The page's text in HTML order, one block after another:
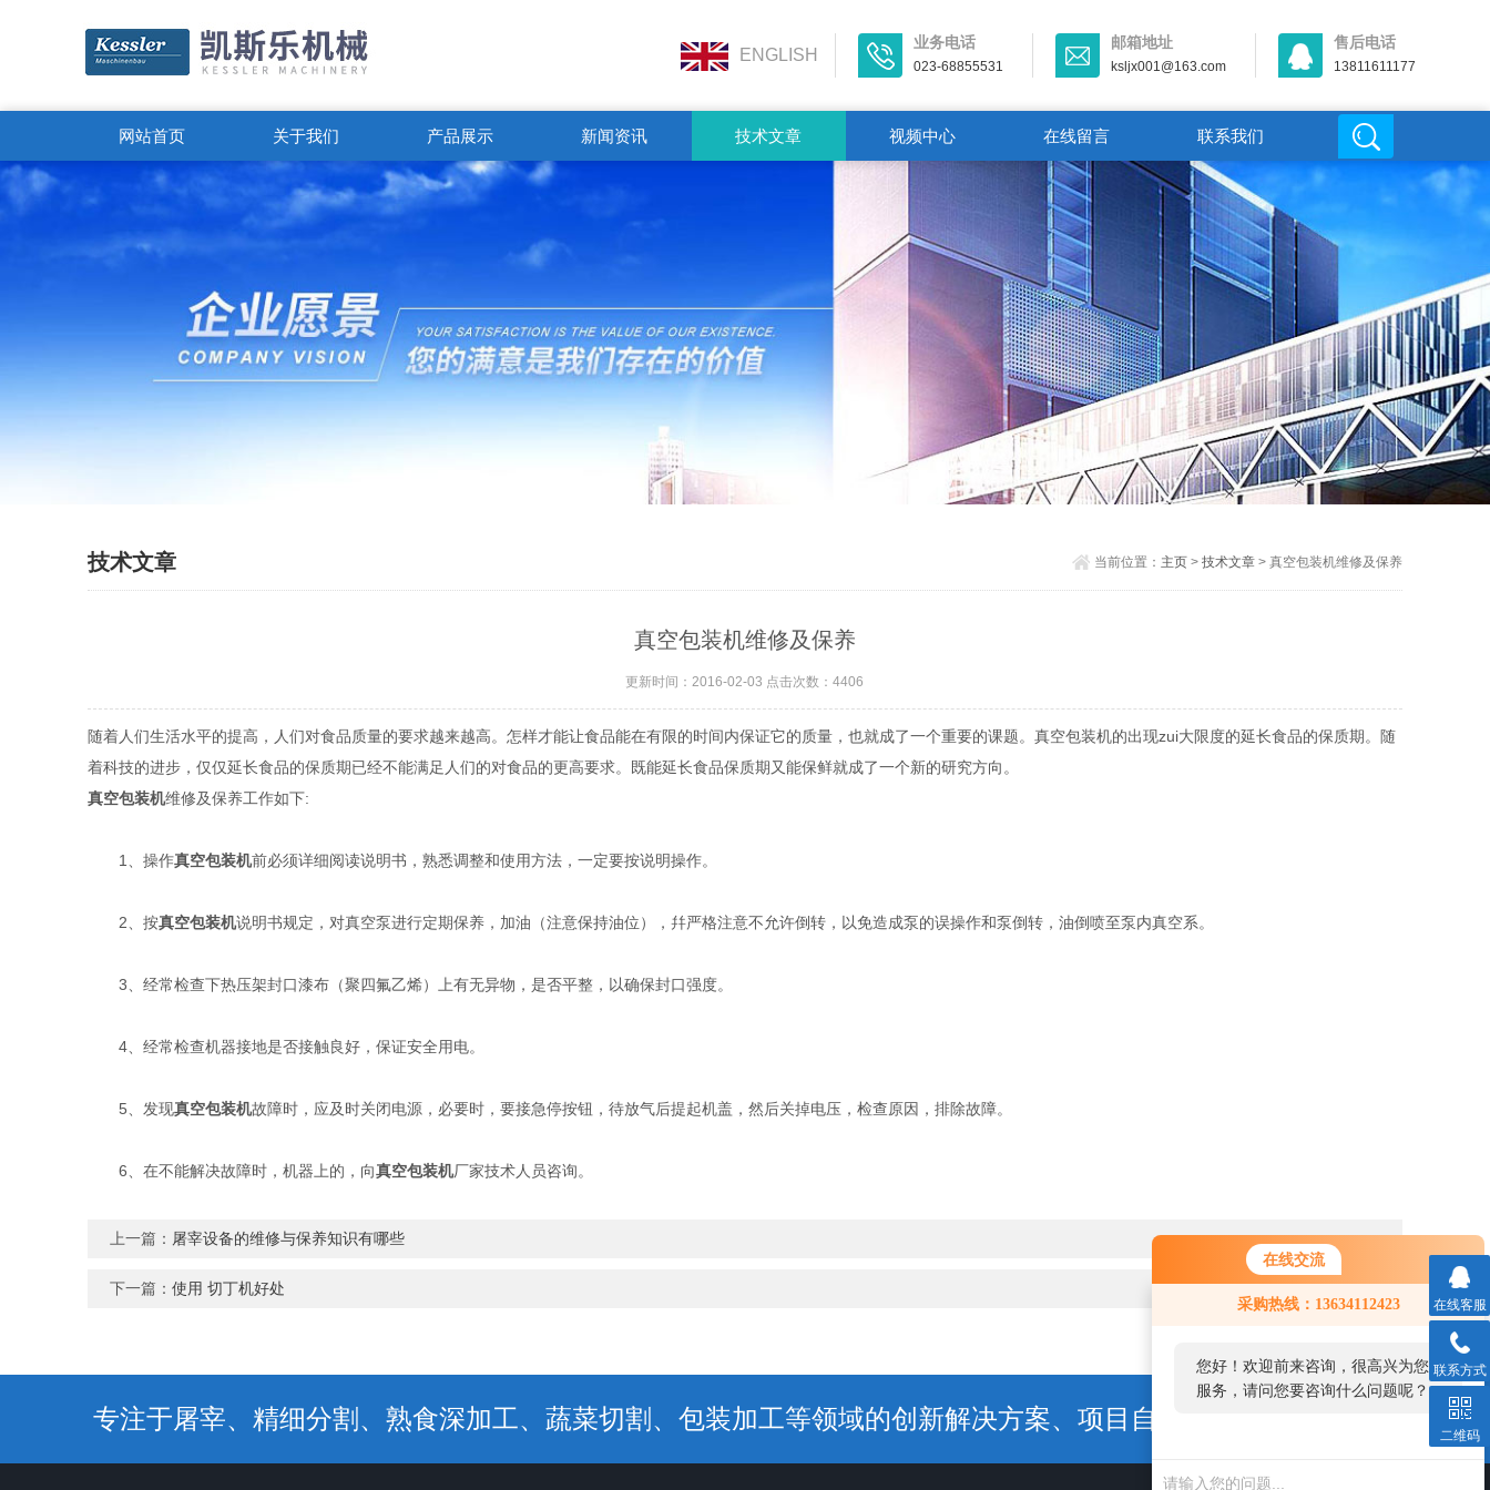
在线交流
采购热线：13634112423
您好！欢迎前来咨询，很高兴为您
服务，请问您要咨询什么问题呢？
业务电话
023-68855531
邮箱地址
ksljx001@163.com
售后电话
13811611177
ENGLISH
网站首页 关于我们 产品展示 新闻资讯 技术文章 视频中心 在线留言 联系我们
技术文章 当前位置： 主页> 技术文章> 真空包装机维修及保养
真空包装机维修及保养
更新时间：2016-02-03 点击次数：4406
随着人们生活水平的提高，人们对食品质量的要求越来越高。怎样才能让食品能在有限的时间内保证它的质量，也就成了一个重要的课题。真空包装机的出现zui大限度的延长食品的保质期。随
着科技的进步，仅仅延长食品的保质期已经不能满足人们的对食品的更高要求。既能延长食品保质期又能保鲜就成了一个新的研究方向。
真空包装机维修及保养工作如下:
1、操作真空包装机前必须详细阅读说明书，熟悉调整和使用方法，一定要按说明操作。
2、按真空包装机说明书规定，对真空泵进行定期保养，加油（注意保持油位），幷严格注意不允许倒转，以免造成泵的误操作和泵倒转，油倒喷至泵内真空系。
3、经常检查下热压架封口漆布（聚四氟乙烯）上有无异物，是否平整，以确保封口强度。
4、经常检查机器接地是否接触良好，保证安全用电。
5、发现真空包装机故障时，应及时关闭电源，必要时，要接急停按钮，待放气后提起机盖，然后关掉电压，检查原因，排除故障。
6、在不能解决故障时，机器上的，向真空包装机厂家技术人员咨询。
上一篇： 屠宰设备的维修与保养知识有哪些
下一篇：使用 切丁机好处
专注于屠宰、精细分割、熟食深加工、蔬菜切割、包装加工等领域的创新解决方案、项目自动化
在线客服
联系方式
二维码